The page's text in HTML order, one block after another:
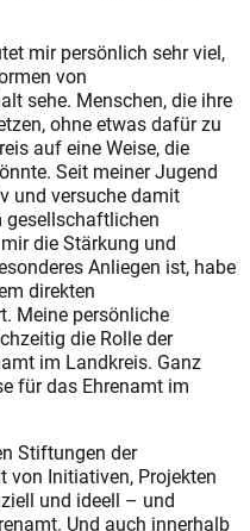
mir persönlich sehr viel,
von
sehe. Menschen, die ihre
ohne etwas dafür zu
auf eine Weise, die
Seit meiner Jugend
und versuche damit
gesellschaftlichen
die Stärkung und
Anliegen ist, habe
direkten
Meine persönliche
die Rolle der
im Landkreis. Ganz
für das Ehrenamt im
Stiftungen der
von Initiativen, Projekten
und ideell – und
Und auch innerhalb